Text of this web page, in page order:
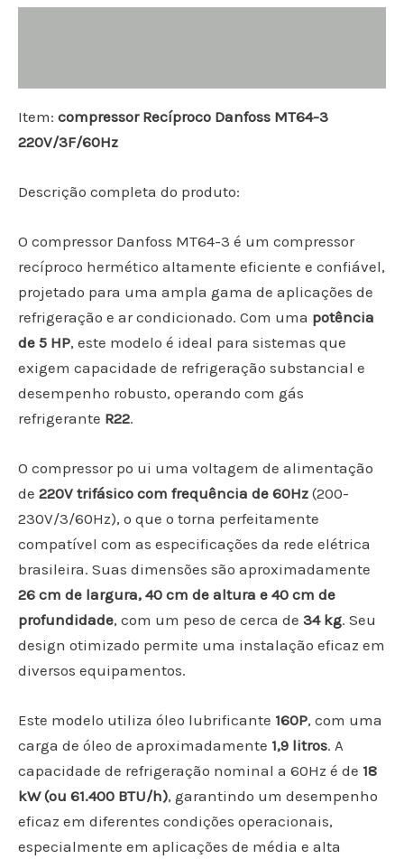
Item: compressor Recíproco Danfoss MT64-3
220V/3F/60Hz
Descrição completa do produto:
O compressor Danfoss MT64-3 é um compressor
recíproco hermético altamente eficiente e confiável,
projetado para uma ampla gama de aplicações de
refrigeração e ar condicionado. Com uma potência
de 5 HP, este modelo é ideal para sistemas que
exigem capacidade de refrigeração substancial e
desempenho robusto, operando com gás
refrigerante R22.
O compressor po ui uma voltagem de alimentação
de 220V trifásico com frequência de 60Hz (200-
230V/3/60Hz), o que o torna perfeitamente
compatível com as especificações da rede elétrica
brasileira. Suas dimensões são aproximadamente
26 cm de largura, 40 cm de altura e 40 cm de
profundidade, com um peso de cerca de 34 kg. Seu
design otimizado permite uma instalação eficaz em
diversos equipamentos.
Este modelo utiliza óleo lubrificante 160P, com uma
carga de óleo de aproximadamente 1,9 litros. A
capacidade de refrigeração nominal a 60Hz é de 18
kW (ou 61.400 BTU/h), garantindo um desempenho
eficaz em diferentes condições operacionais,
especialmente em aplicações de média e alta